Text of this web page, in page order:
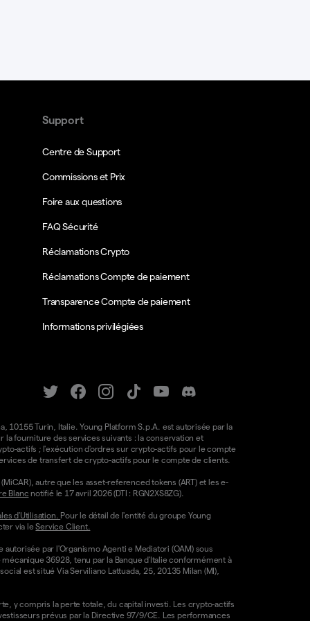
Support
Centre de Support
Commissions et Prix
Foire aux questions
FAQ Sécurité
Réclamations Crypto
Réclamations Compte de paiement
Transparence Compte de paiement
Informations privilégiées
10155 Turin, Italie. Young Platform S.p.A. est autorisée par la
la fourniture des services suivants : la conservation et
actifs ; l'exécution d'ordres sur crypto-actifs pour le compte
de transfert de crypto-actifs pour le compte de clients.
autre que les asset-referenced tokens (ART) et les e-
Blanc notifié le 17 avril 2026 (DTI : RGN2XS8ZG).
d'Utilisation. Pour le détail de l'entité du groupe Young
via leService Client.
par l'Organismo Agenti e Mediatori (OAM) sous
36928, tenu par la Banque d'Italie conformément à
est situé Via Serviliano Lattuada, 25, 20135 Milan (MI),
y compris la perte totale, du capital investi. Les crypto-actifs
prévus par la Directive 97/9/CE. Les performances